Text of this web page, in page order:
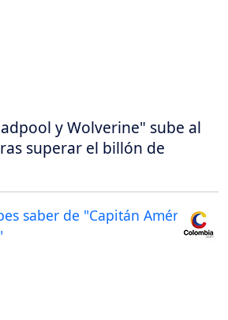
y Wolverine" sube al
superar el billón de